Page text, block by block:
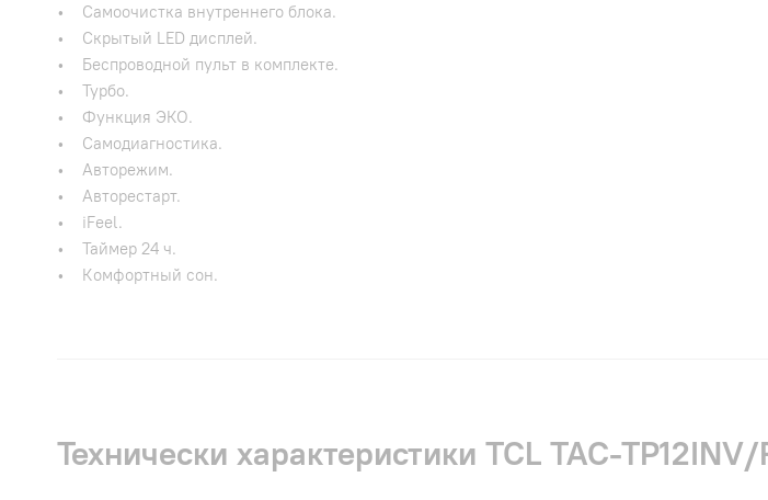
• Самоочистка внутреннего блока.
• Скрытый LED дисплей.
• Беспроводной пульт в комплекте.
• Турбо.
• Функция ЭКО.
• Самодиагностика.
• Авторежим.
• Авторестарт.
• iFeel.
• Таймер 24 ч.
• Комфортный сон.
Технически характеристики TCL TAC-